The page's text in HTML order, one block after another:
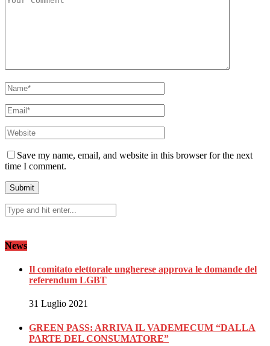
Save my name, email, and website in this browser for the next
time I comment.
News
Il comitato elettorale ungherese approva le domande del
referendum LGBT
31 Luglio 2021
GREEN PASS: ARRIVA IL VADEMECUM “DALLA
PARTE DEL CONSUMATORE”